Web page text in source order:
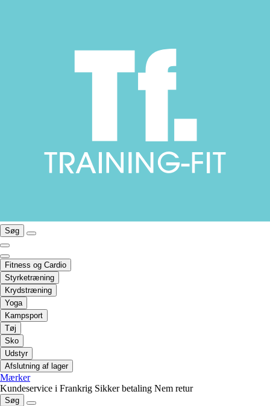
Søg
Fitness og Cardio
Styrketræning
Krydstræning
Yoga
Kampsport
Tøj
Sko
Udstyr
Afslutning af lager
Mærker
Kundeservice i Frankrig Sikker betaling Nem retur
Søg